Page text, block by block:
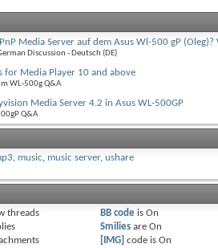
Media Server auf dem Asus Wl-500 gP (Oleg)?
Discussion - Deutsch (DE)
for Media Player 10 and above
WL-500g Q&A
Media Server 4.2 in Asus WL-500GP
Q&A
, music, music server, ushare
threads
BB codeis On
Smiliesare On
[IMG] code is On